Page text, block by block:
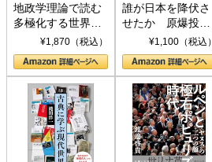
地政学理論で読む
多極化する世界：
トランプとBRICS
の挑戦
¥1,870（税込）
誰が日本を降伏さ
せたか 原爆投
下、ソ連参戦、そ
して聖断 (PHP新
書)
¥1,100（税込）